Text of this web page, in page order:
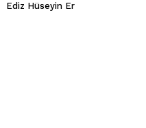
Ediz Hüseyin Er